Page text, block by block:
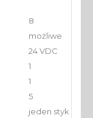
8
możliwe
24 VDC
1
1
5
jeden styk NO/